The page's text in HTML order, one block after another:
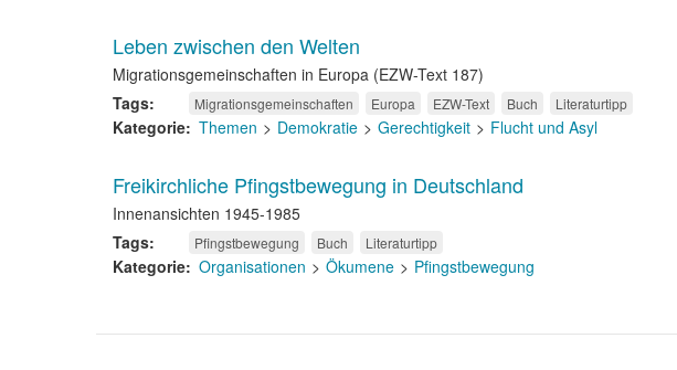
Leben zwischen den Welten
Migrationsgemeinschaften in Europa (EZW-Text 187)
Tags
Migrationsgemeinschaften Europa EZW-Text Buch Literaturtipp
Kategorie Themen Demokratie Gerechtigkeit Flucht und Asyl
Freikirchliche Pfingstbewegung in Deutschland
Innenansichten 1945-1985
Tags
Pfingstbewegung Buch Literaturtipp
Kategorie Organisationen Ökumene Pfingstbewegung